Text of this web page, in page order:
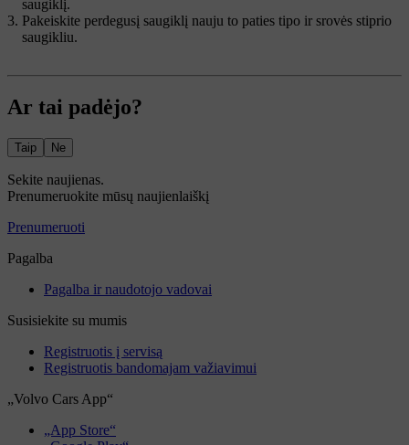
saugiklį.
Pakeiskite perdegusį saugiklį nauju to paties tipo ir srovės stiprio
saugikliu.
Ar tai padėjo?
Taip Ne